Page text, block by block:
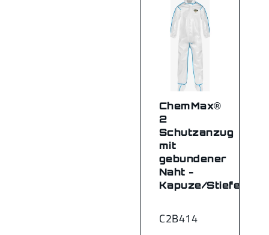
C2B414
ChemMax®
2
Schutzanzug
mit
gebundener
Naht -
Kapuze/Stiefel